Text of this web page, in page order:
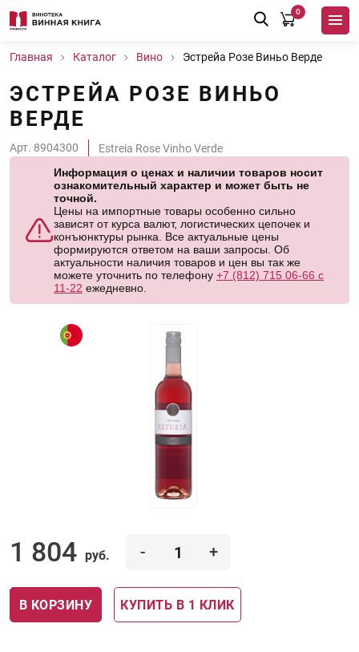
0
Главная Каталог Вино Эстрейа Розе Виньо Верде
ЭСТРЕЙА РОЗЕ ВИНЬО
ВЕРДЕ
Арт. 8904300
Estreia Rose Vinho Verde
Информация о ценах и наличии товаров носит
ознакомительный характер и может быть не
точной.
Цены на импортные товары особенно сильно
зависят от курса валют, логистических цепочек и
конъюнктуры рынка. Все актуальные цены
формируются ответом на ваши запросы. Об
актуальности наличия товаров и цен вы так же
можете уточнить по телефону +7 (812) 715 06-66 с
11-22 ежедневно.
1 804 руб. - +
В КОРЗИНУ КУПИТЬ В 1 КЛИК